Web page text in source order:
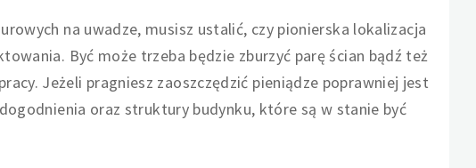
na uwadze, musisz ustalić, czy pionierska lokalizacja
Być może trzeba będzie zburzyć parę ścian bądź też
Jeżeli pragniesz zaoszczędzić pieniądze poprawniej jest
oraz struktury budynku, które są w stanie być